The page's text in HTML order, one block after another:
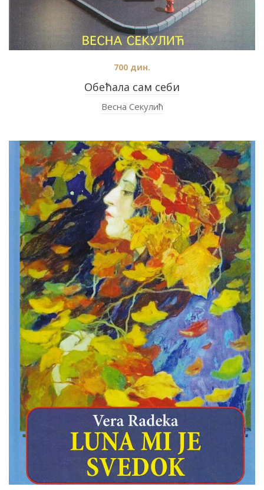
Обећала сам себи
700 дин.
Весна Секулић